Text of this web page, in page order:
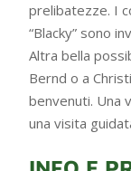
prelibatezze. I
“Blacky” sono
Altra bella
Bernd o a
benvenuti. Una
una visita